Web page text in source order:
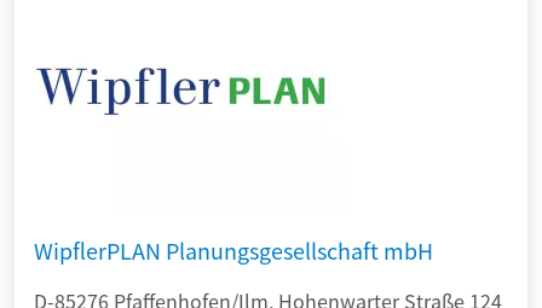
WipflerPLAN Planungsgesellschaft mbH
D-85276 Pfaffenhofen/Ilm, Hohenwarter Straße 124